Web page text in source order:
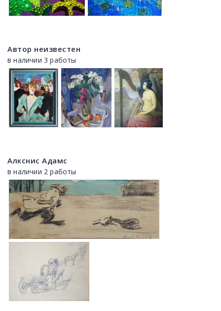
Автор неизвестен
в наличии 3 работы
Алкснис Адамс
в наличии 2 работы